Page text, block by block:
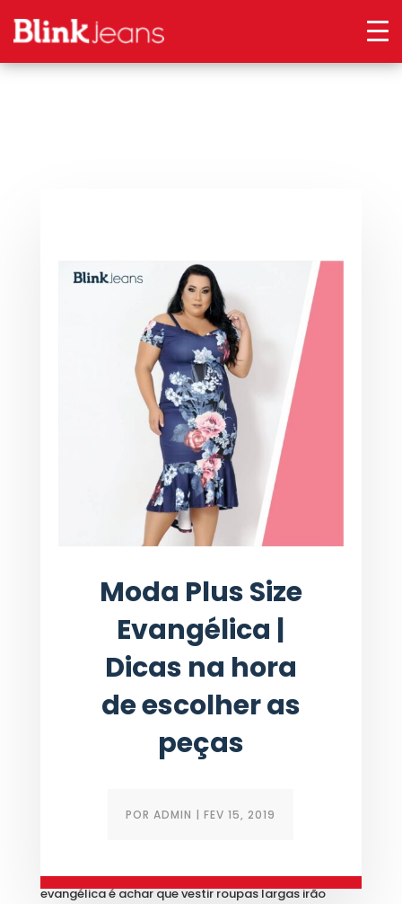
Moda Plus Size
Evangélica |
Dicas na hora
de escolher as
peças
PORADMIN |FEV 15, 2019
O grande erro das mulheres adeptas à moda plus size
evangélica é achar que vestir roupas largas irão